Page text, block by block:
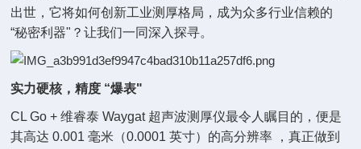
出世，它将如何创新工业测厚格局，成为众多行业信赖的
“秘密利器"？让我们一同深入探寻。
实力硬核，精度 “爆表"
CL Go + 维睿泰 Waygat 超声波测厚仪最令人瞩目的，便是
其高达 0.001 毫米（0.0001 英寸）的高分辨率 ，真正做到